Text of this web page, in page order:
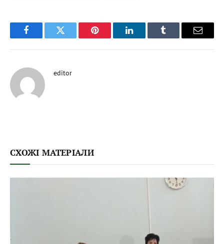
FacebookTwitter Pinterest LinkedInTumblr Email
editor
СХОЖІ МАТЕРІАЛИ